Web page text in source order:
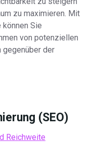
zu maximieren. Mit
Sie
von potenziellen
gegenüber der
(SEO)
Reichweite